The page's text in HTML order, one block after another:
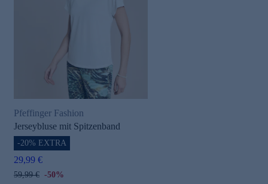
Pfeffinger Fashion
Jerseybluse mit Spitzenband
-20% EXTRA
29,99 €
59,99 € -50%